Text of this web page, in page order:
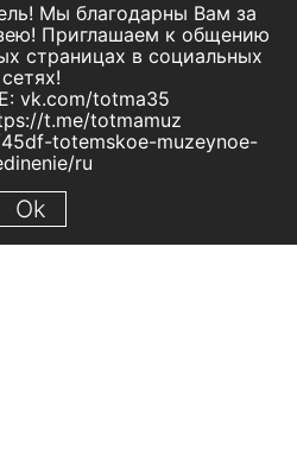
Мы благодарны Вам за
Приглашаем к общению
страницах в социальных
сетях!
vk.com/totma35
t.me/totmamuz
totemskoe-muzeynoe-
ru
Ok